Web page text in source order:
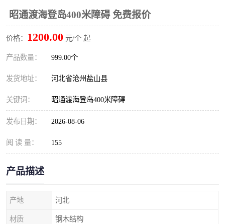
昭通渡海登岛400米障碍 免费报价
价格： 1200.00 元/个 起
产品数量： 999.00个
发货地址： 河北省沧州盐山县
关键词： 昭通渡海登岛400米障碍
发布日期： 2026-08-06
阅 读 量： 155
产品描述
产地 河北
材质 钢木结构